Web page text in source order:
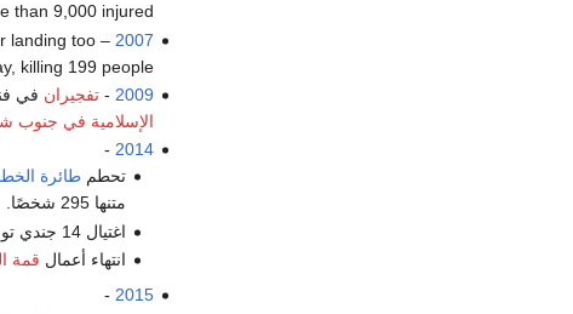
than 9,000 injured.
2007
–
landing too
killing 199 people.
2009
-تفجيران في
الإسلامية في جنوب
2014
-
تحطم طائرة
متنها 295 شخصًا.
اغتيال 14 جندي تونسي في إطار
انتهاء أعمال قمة
2015
-